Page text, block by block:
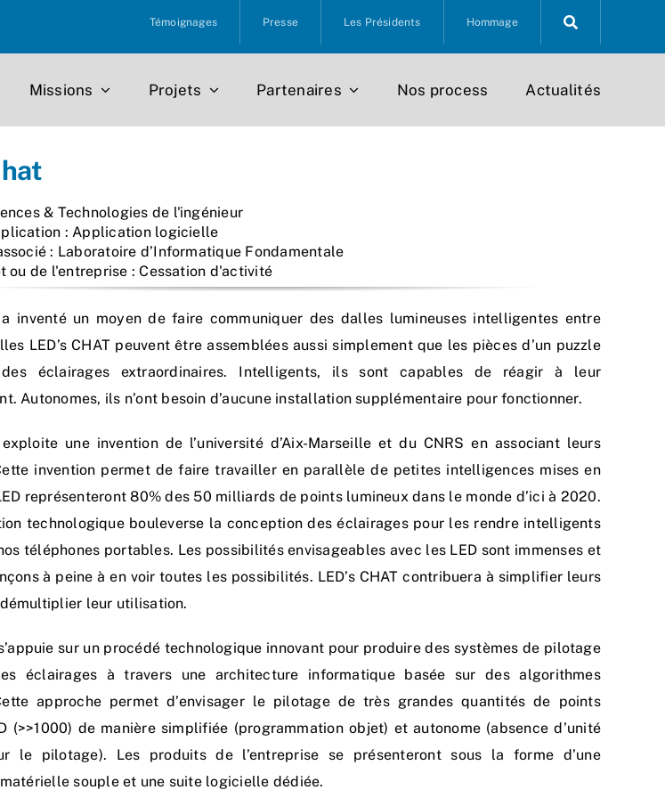
Témoignages Presse Les Présidents Hommage
Missions Projets Partenaires Nos process Actualités
& Technologies de l'ingénieur
: Application logicielle
: Laboratoire d’Informatique Fondamentale
ou de l'entreprise : Cessation d'activité
a inventé un moyen de faire communiquer des dalles lumineuses intelligentes entre
LED’s CHAT peuvent être assemblées aussi simplement que les pièces d’un puzzle
éclairages extraordinaires. Intelligents, ils sont capables de réagir à leur
Autonomes, ils n’ont besoin d’aucune installation supplémentaire pour fonctionner.
exploite une invention de l’université d’Aix-Marseille et du CNRS en associant leurs
invention permet de faire travailler en parallèle de petites intelligences mises en
représenteront 80% des 50 milliards de points lumineux dans le monde d’ici à 2020.
technologique bouleverse la conception des éclairages pour les rendre intelligents
téléphones portables. Les possibilités envisageables avec les LED sont immenses et
à peine à en voir toutes les possibilités. LED’s CHAT contribuera à simplifier leurs
leur utilisation.
s’appuie sur un procédé technologique innovant pour produire des systèmes de pilotage
éclairages à travers une architecture informatique basée sur des algorithmes
approche permet d’envisager le pilotage de très grandes quantités de points
(>>1000) de manière simplifiée (programmation objet) et autonome (absence d’unité
le pilotage). Les produits de l’entreprise se présenteront sous la forme d’une
souple et une suite logicielle dédiée.